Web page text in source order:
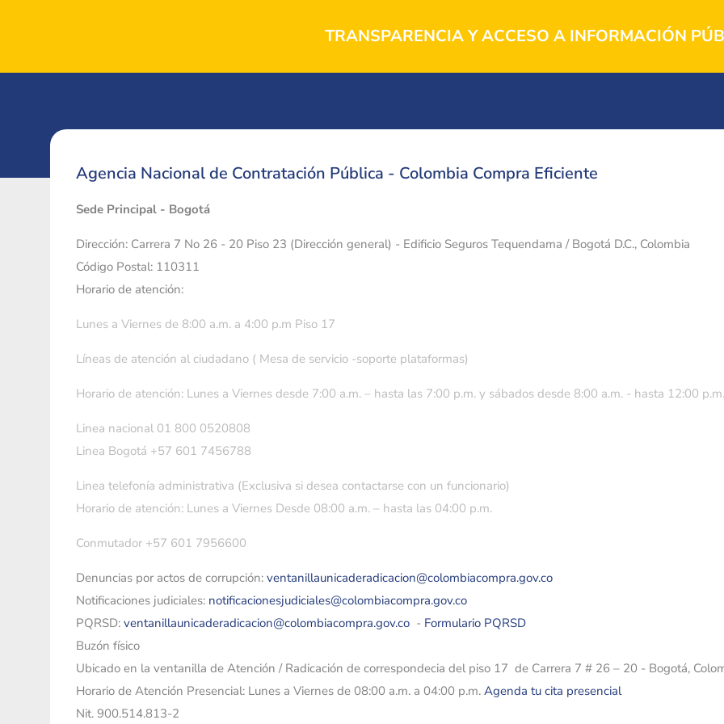
TRANSPARENCIA Y ACCESO A INFORMACIÓN
Agencia Nacional de Contratación Pública - Colombia Compra Eficiente
Sede Principal - Bogotá
Dirección: Carrera 7 No 26 - 20 Piso 23 (Dirección general) - Edificio Seguros Tequendama / Bogotá D.C., Colombia
Código Postal: 110311
Horario de atención:
Lunes a Viernes de 8:00 a.m. a 4:00 p.m Piso 17
Líneas de atención al ciudadano ( Mesa de servicio -soporte plataformas)
Horario de atención: Lunes a Viernes desde 7:00 a.m. – hasta las 7:00 p.m. y sábados desde 8:00 a.m. - hasta 12:00 p.m.
Linea nacional 01 800 0520808
Linea Bogotá +57 601 7456788
Linea telefonía administrativa (Exclusiva si desea contactarse con un funcionario)
Horario de atención: Lunes a Viernes Desde 08:00 a.m. – hasta las 04:00 p.m.
Conmutador +57 601 7956600
Denuncias por actos de corrupción: ventanillaunicaderadicacion@colombiacompra.gov.co
Notificaciones judiciales: notificacionesjudiciales@colombiacompra.gov.co
PQRSD: ventanillaunicaderadicacion@colombiacompra.gov.co - Formulario PQRSD
Buzón físico
Ubicado en la ventanilla de Atención / Radicación de correspondecia del piso 17 de Carrera 7 # 26 – 20 - Bogotá,
Horario de Atención Presencial: Lunes a Viernes de 08:00 a.m. a 04:00 p.m. Agenda tu cita presencial
Nit. 900.514.813-2